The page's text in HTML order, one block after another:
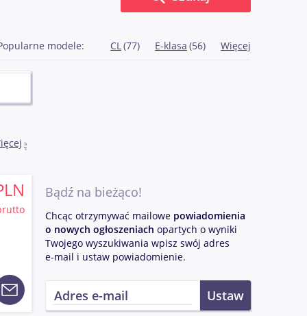
modele: CL(77) E-klasa (56) Więcej
80
w
Bądź na bieżąco!
Chcąc otrzymywać mailowe powiadomienia
o nowych ogłoszeniach opartych o wyniki
Twojego wyszukiwania wpisz swój adres
e-mail i ustaw powiadomienie.